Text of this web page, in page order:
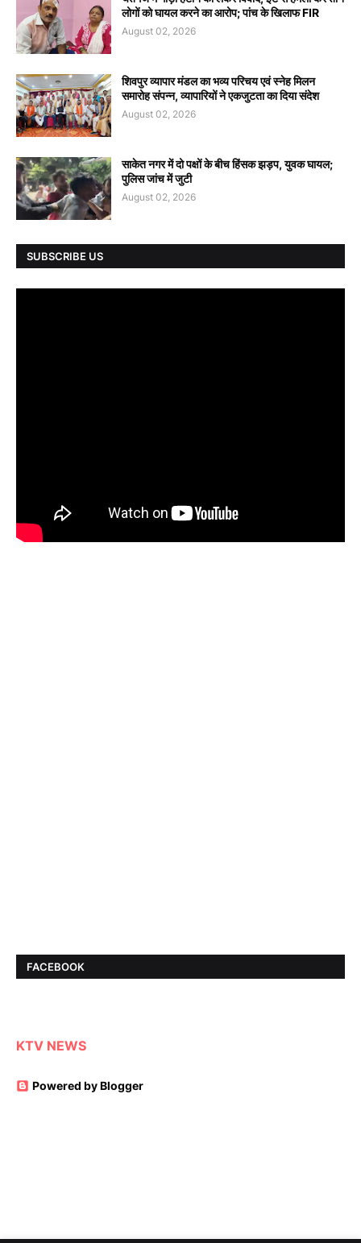
लोगों को घायल करने का आरोप; पांच के खिलाफ FIR
August 02, 2026
शिवपुर व्यापार मंडल का भव्य परिचय एवं स्नेह मिलन
समारोह संपन्न, व्यापारियों ने एकजुटता का दिया संदेश
August 02, 2026
साकेत नगर में दो पक्षों के बीच हिंसक झड़प, युवक घायल;
पुलिस जांच में जुटी
August 02, 2026
SUBSCRIBE US
FACEBOOK
KTV NEWS
Powered by Blogger